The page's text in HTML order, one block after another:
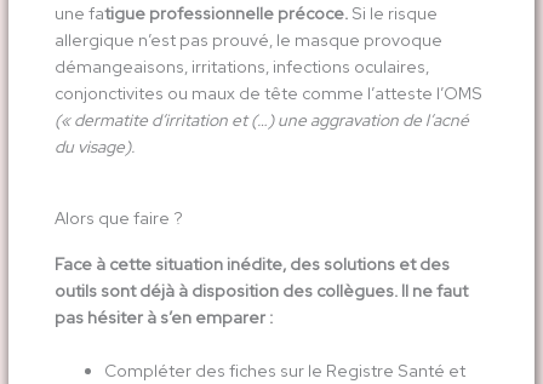
une fatigue professionnelle précoce.Si le risque
allergique n’est pas prouvé, le masque provoque
démangeaisons, irritations, infections oculaires,
conjonctivites ou maux de tête comme l’atteste l’OMS
(« dermatite d’irritation et (…) une aggravation de l’acné
du visage).
Alors que faire ?
Face à cette situation inédite, des solutions et des
outils sont déjà à disposition des collègues. Il ne faut
pas hésiter à s’en emparer :
Compléter des fiches sur le Registre Santé et